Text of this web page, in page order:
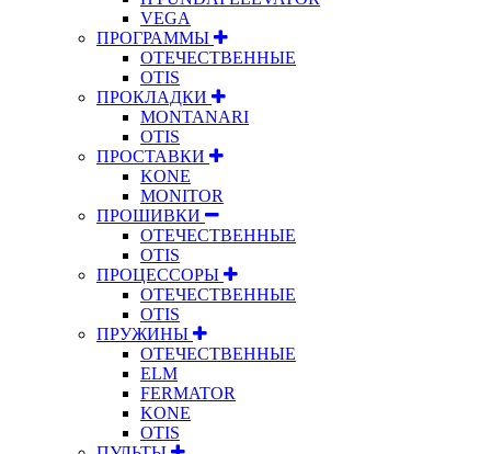
VEGA
ПРОГРАММЫ
ОТЕЧЕСТВЕННЫЕ
OTIS
ПРОКЛАДКИ
MONTANARI
OTIS
ПРОСТАВКИ
KONE
MONITOR
ПРОШИВКИ
ОТЕЧЕСТВЕННЫЕ
OTIS
ПРОЦЕССОРЫ
ОТЕЧЕСТВЕННЫЕ
OTIS
ПРУЖИНЫ
ОТЕЧЕСТВЕННЫЕ
ELM
FERMATOR
KONE
OTIS